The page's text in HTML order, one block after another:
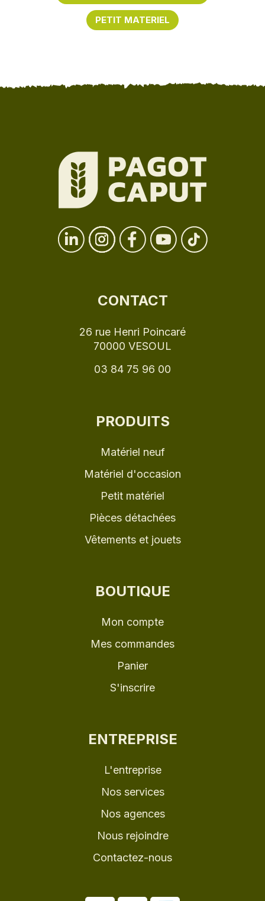
PETIT MATERIEL
CONTACT
26 rue Henri Poincaré
70000 VESOUL
03 84 75 96 00
PRODUITS
Matériel neuf
Matériel d'occasion
Petit matériel
Pièces détachées
Vêtements et jouets
BOUTIQUE
Mon compte
Mes commandes
Panier
S'inscrire
ENTREPRISE
L'entreprise
Nos services
Nos agences
Nous rejoindre
Contactez-nous